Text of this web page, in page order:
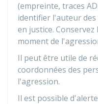
(empreinte, traces
identifier l'auteur
en justice.
moment de
Il peut être utile de
coordonnées des
l'agression.
Il est possible